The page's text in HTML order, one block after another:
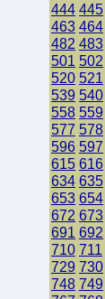
444 445
463 464
482 483
501 502
520 521
539 540
558 559
577 578
596 597
615 616
634 635
653 654
672 673
691 692
710 711
729 730
748 749